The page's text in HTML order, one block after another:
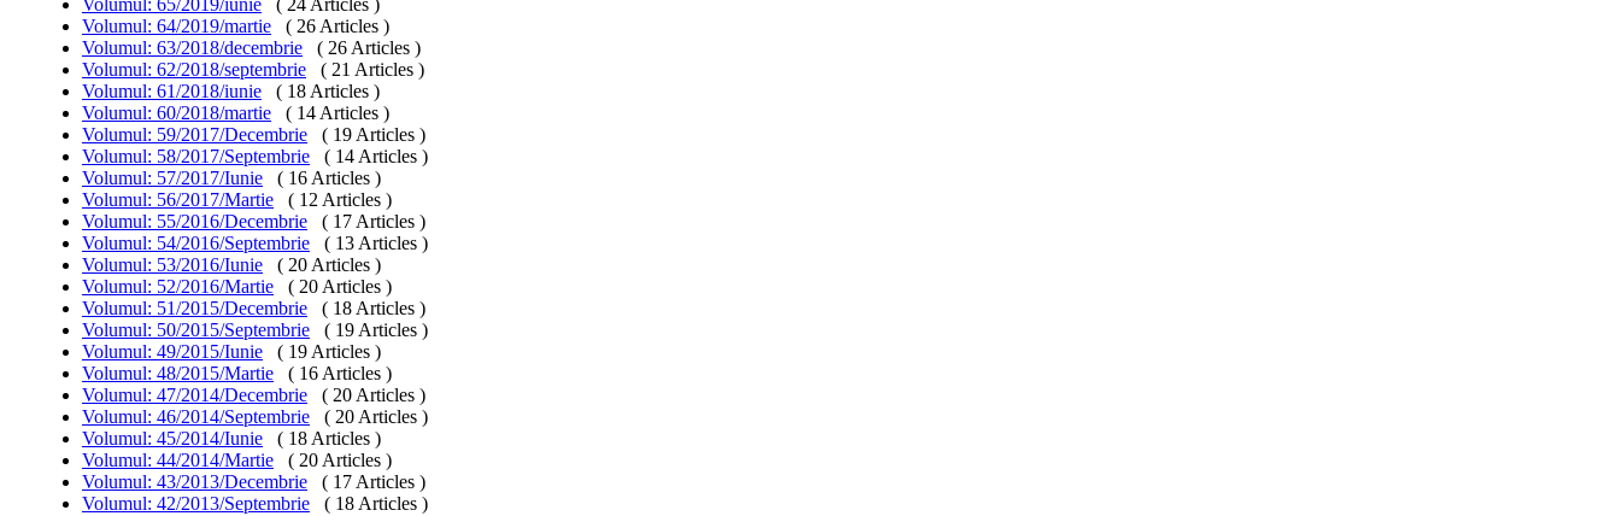
Volumul: 64/2019/martie
( 26 Articles )
Volumul: 63/2018/decembrie
( 26 Articles )
Volumul: 62/2018/septembrie
( 21 Articles )
Volumul: 61/2018/iunie
( 18 Articles )
Volumul: 60/2018/martie
( 14 Articles )
Volumul: 59/2017/Decembrie
( 19 Articles )
Volumul: 58/2017/Septembrie
( 14 Articles )
Volumul: 57/2017/Iunie
( 16 Articles )
Volumul: 56/2017/Martie
( 12 Articles )
Volumul: 55/2016/Decembrie
( 17 Articles )
Volumul: 54/2016/Septembrie
( 13 Articles )
Volumul: 53/2016/Iunie
( 20 Articles )
Volumul: 52/2016/Martie
( 20 Articles )
Volumul: 51/2015/Decembrie
( 18 Articles )
Volumul: 50/2015/Septembrie
( 19 Articles )
Volumul: 49/2015/Iunie
( 19 Articles )
Volumul: 48/2015/Martie
( 16 Articles )
Volumul: 47/2014/Decembrie
( 20 Articles )
Volumul: 46/2014/Septembrie
( 20 Articles )
Volumul: 45/2014/Iunie
( 18 Articles )
Volumul: 44/2014/Martie
( 20 Articles )
Volumul: 43/2013/Decembrie
( 17 Articles )
Volumul: 42/2013/Septembrie
( 18 Articles )